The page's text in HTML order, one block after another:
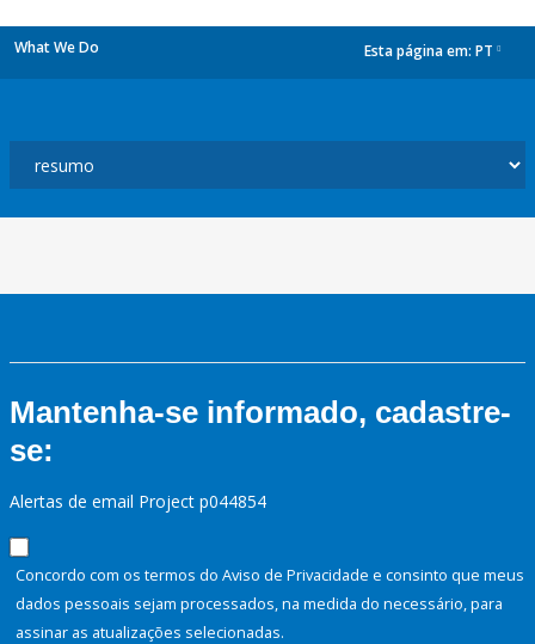
What We Do Esta página em: PT
Mantenha-se informado, cadastre-
se:
Alertas de email Project p044854
Concordo com os termos do Aviso de Privacidade e consinto que meus
dados pessoais sejam processados, na medida do necessário, para
assinar as atualizações selecionadas.